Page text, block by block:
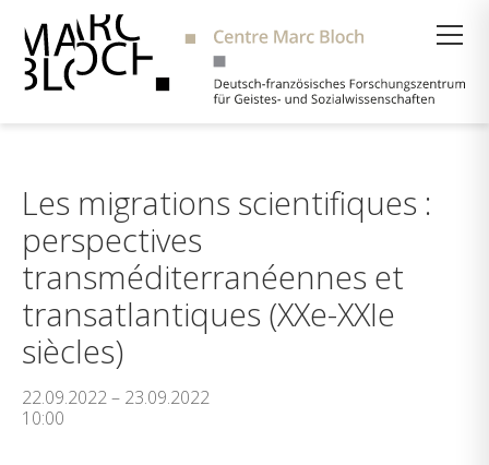
Les migrations scientifiques :
perspectives
transméditerranéennes et
transatlantiques (XXe-XXIe
siècles)
22.09.2022 – 23.09.2022
10:00